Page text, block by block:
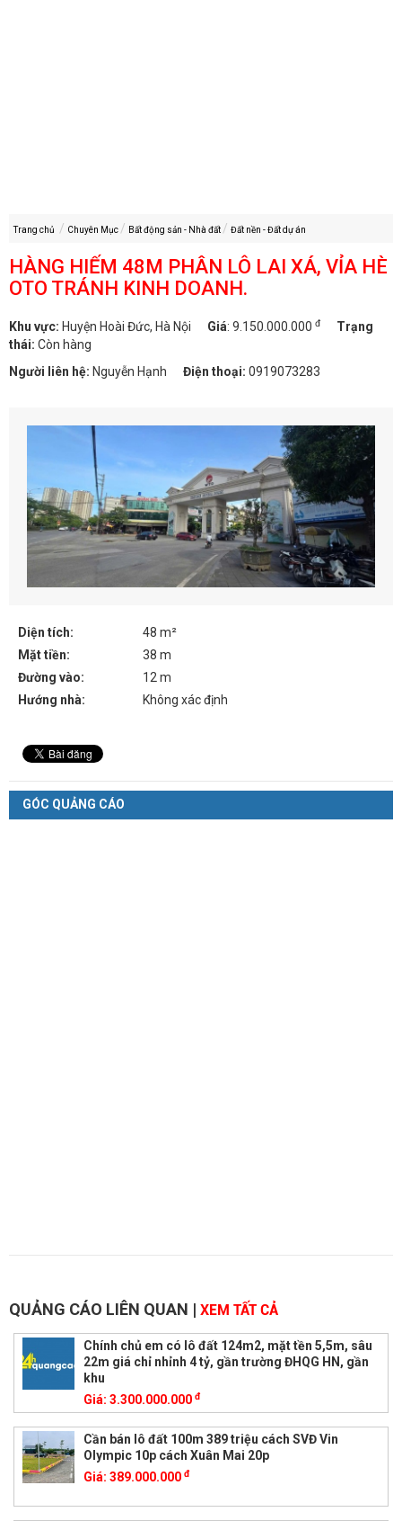
Trang chủ Chuyên Mục Bất động sản - Nhà đất Đất nền - Đất dự án
HÀNG HIẾM 48M PHÂN LÔ LAI XÁ, VỈA HÈ
OTO TRÁNH KINH DOANH.
Khu vực: Huyện Hoài Đức, Hà Nội Giá: 9.150.000.000 đ
Trạng
thái: Còn hàng
Người liên hệ: Nguyễn Hạnh Điện thoại: 0919073283
Diện tích:
48 m²
Mặt tiền:
38 m
Đường vào:
12 m
Hướng nhà:
Không xác định
GÓC QUẢNG CÁO
QUẢNG CÁO LIÊN QUAN | XEM TẤT CẢ
Chính chủ em có lô đất 124m2, mặt tền 5,5m, sâu
22m giá chỉ nhỉnh 4 tỷ, gần trường ĐHQG HN, gần
khu
Giá: 3.300.000.000 đ
Cần bán lô đất 100m 389 triệu cách SVĐ Vin
Olympic 10p cách Xuân Mai 20p
Giá: 389.000.000 đ